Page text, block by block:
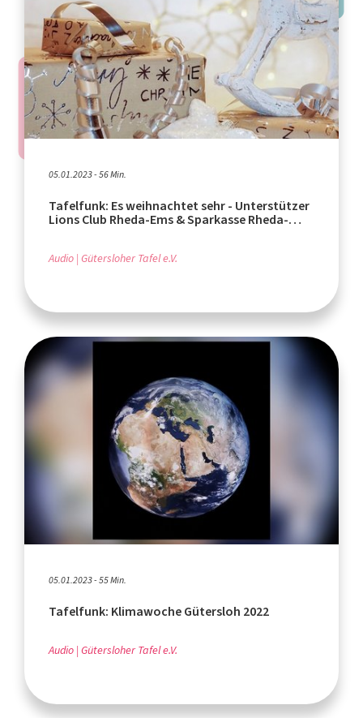
05.01.2023 - 56 Min.
Tafelfunk: Es weihnachtet sehr - Unterstützer
Lions Club Rheda-Ems & Sparkasse Rheda-
Audio Gütersloher Tafel e.V.
05.01.2023 - 55 Min.
Tafelfunk: Klimawoche Gütersloh 2022
Audio Gütersloher Tafel e.V.